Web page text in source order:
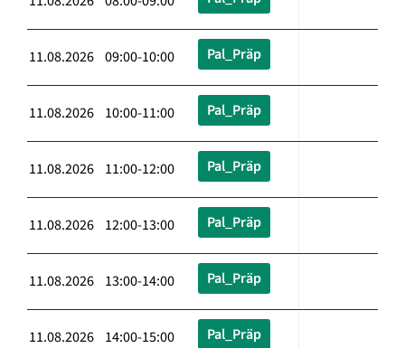
11.08.2026 09:00-10:00 Pal_Präp
11.08.2026 10:00-11:00 Pal_Präp
11.08.2026 11:00-12:00 Pal_Präp
11.08.2026 12:00-13:00 Pal_Präp
11.08.2026 13:00-14:00 Pal_Präp
11.08.2026 14:00-15:00 Pal_Präp